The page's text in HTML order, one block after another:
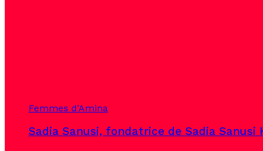
Femmes d'Amina
Sadia Sanusi, fondatrice de Sadia